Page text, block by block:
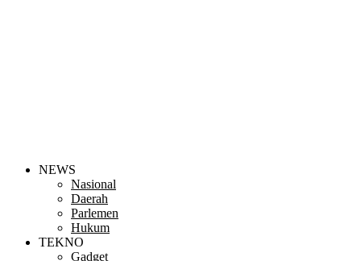
NEWS
Nasional
Daerah
Parlemen
Hukum
TEKNO
Gadget